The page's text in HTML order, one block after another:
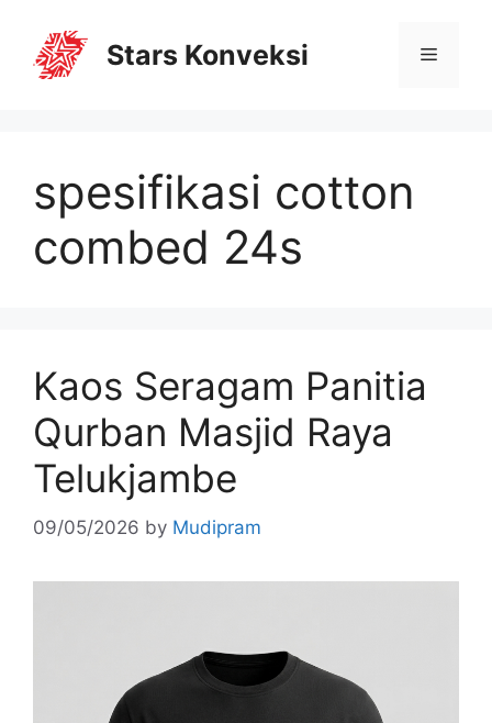
Stars Konveksi
spesifikasi cotton
combed 24s
Kaos Seragam Panitia
Qurban Masjid Raya
Telukjambe
09/05/2026 by Mudipram